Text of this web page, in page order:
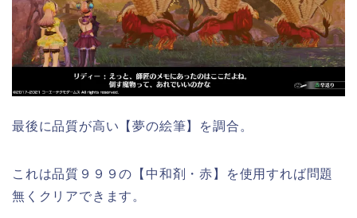
最後に品質が高い【夢の絵筆】を調合。
これは品質９９９の【中和剤・赤】を使用すれば問題
無くクリアできます。